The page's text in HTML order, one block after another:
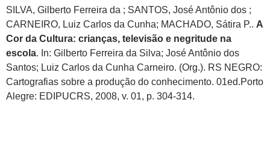
SILVA, Gilberto Ferreira da ; SANTOS, José Antônio dos ;
CARNEIRO, Luiz Carlos da Cunha; MACHADO, Sátira P.. A
Cor da Cultura: crianças, televisão e negritude na
escola. In: Gilberto Ferreira da Silva; José Antônio dos
Santos; Luiz Carlos da Cunha Carneiro. (Org.). RS NEGRO:
Cartografias sobre a produção do conhecimento. 01ed.Porto
Alegre: EDIPUCRS, 2008, v. 01, p. 304-314.